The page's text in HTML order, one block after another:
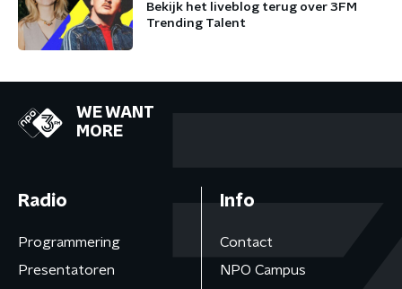
Bekijk het liveblog terug over 3FM
Trending Talent
WE WANT
MORE
Radio
Programmering
Presentatoren
Info
Contact
NPO Campus